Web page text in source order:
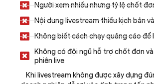
Người xem nhiều nhưng tỷ lệ chốt
Nội dung livestream thiếu kịch bản
Không biết cách chạy quảng cáo để
Không có đội ngũ hỗ trợ chốt đơn
phiên live
Khi livestream không được xây dựng